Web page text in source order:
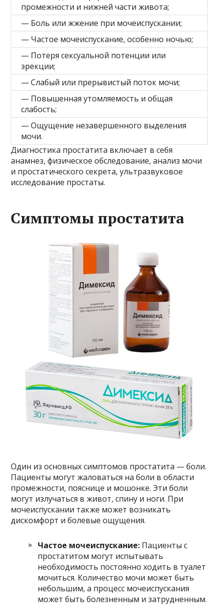
промежности и нижней части живота;
— Боль или жжение при мочеиспускании;
— Частое мочеиспускание, особенно ночью;
— Потеря сексуальной потенции или
эрекции;
— Слабый или прерывистый поток мочи;
— Повышенная утомляемость и общая
слабость;
— Ощущение незавершенного выделения
мочи.
Диагностика простатита включает в себя
анамнез, физическое обследование, анализ мочи
и простатического секрета, ультразвуковое
исследование простаты.
Симптомы простатита
Один из основных симптомов простатита — боли.
Пациенты могут жаловаться на боли в области
промежности, пояснице и мошонке. Эти боли
могут излучаться в живот, спину и ноги. При
мочеиспускании также может возникать
дискомфорт и болевые ощущения.
Частое мочеиспускание: Пациенты с
простатитом могут испытывать
необходимость постоянно ходить в туалет
мочиться. Количество мочи может быть
небольшим, а процесс мочеиспускания
может быть болезненным и затрудненным.